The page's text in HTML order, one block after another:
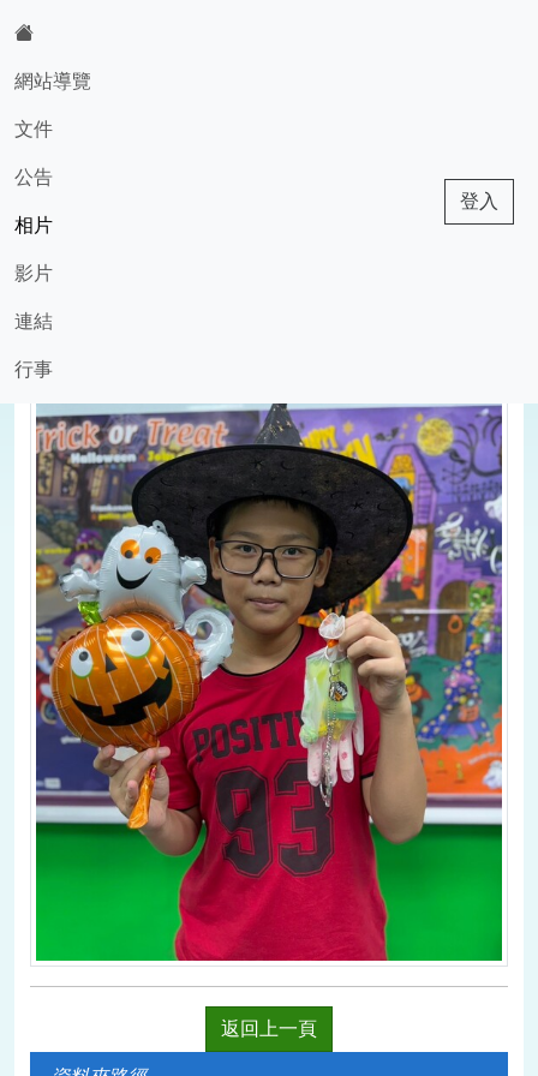
網站導覽
文件
公告
相片
影片
連結
行事
登入
現在位置:相片
1730173701593
返回上一頁